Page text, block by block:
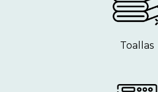
Toallas